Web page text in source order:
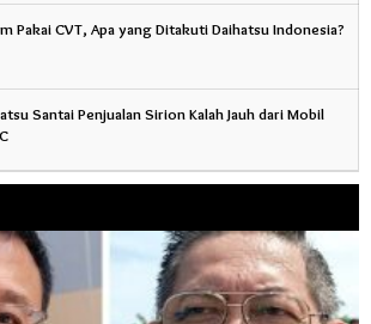
Pakai CVT, Apa yang Ditakuti Daihatsu Indonesia?
Santai Penjualan Sirion Kalah Jauh dari Mobil